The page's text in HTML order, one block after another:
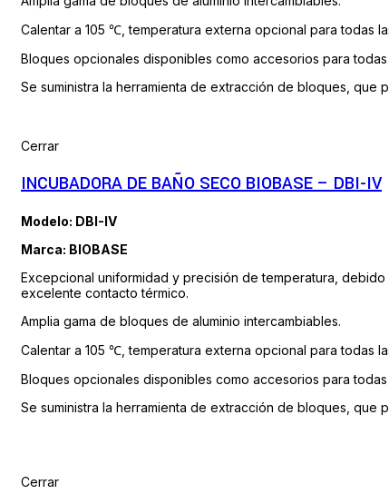
Calentar a 105 ℃, temperatura externa opcional para todas
Bloques opcionales disponibles como accesorios para
Se suministra la herramienta de extracción de bloques, que
Cerrar
INCUBADORA DE BAÑO SECO BIOBASE – DBI-IV
Modelo: DBI-IV
Marca: BIOBASE
Excepcional uniformidad y precisión de temperatura,
excelente contacto térmico.
Amplia gama de bloques de aluminio intercambiables.
Calentar a 105 ℃, temperatura externa opcional para todas
Bloques opcionales disponibles como accesorios para
Se suministra la herramienta de extracción de bloques, que
Cerrar